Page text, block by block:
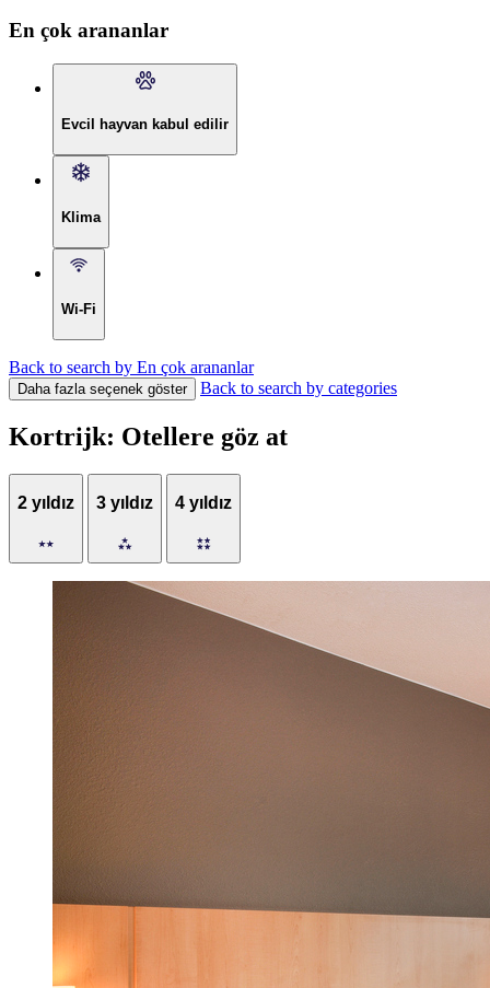
En çok arananlar
Evcil hayvan kabul edilir
Klima
Wi-Fi
Back to search by En çok arananlar
Daha fazla seçenek göster Back to search by categories
Kortrijk: Otellere göz at
2 yıldız 3 yıldız 4 yıldız